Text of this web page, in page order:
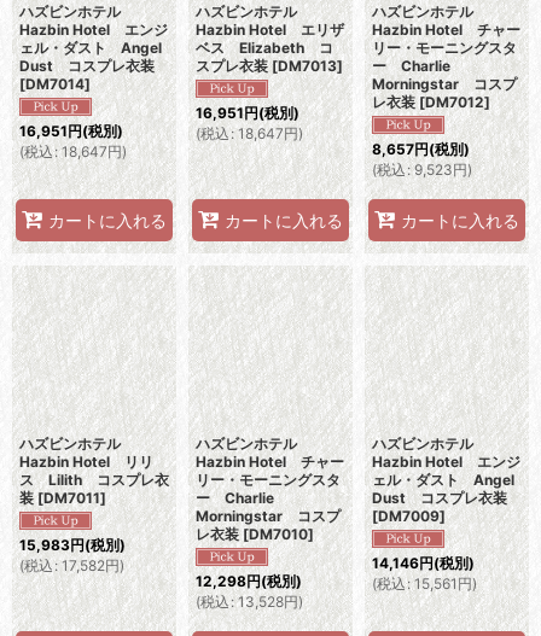
ハズビンホテル
Hazbin Hotel エンジ
ェル・ダスト Angel
Dust コスプレ衣装
[DM7014]
16,951円(税別)
(税込: 18,647円)
カートに入れる
ハズビンホテル
Hazbin Hotel エリザ
ベス Elizabeth コ
スプレ衣装 [DM7013]
16,951円(税別)
(税込: 18,647円)
カートに入れる
ハズビンホテル
Hazbin Hotel チャー
リー・モーニングスタ
ー Charlie
Morningstar コスプ
レ衣装 [DM7012]
8,657円(税別)
(税込: 9,523円)
カートに入れる
ハズビンホテル
Hazbin Hotel リリ
ス Lilith コスプレ衣
装 [DM7011]
15,983円(税別)
(税込: 17,582円)
ハズビンホテル
Hazbin Hotel チャー
リー・モーニングスタ
ー Charlie
Morningstar コスプ
レ衣装 [DM7010]
12,298円(税別)
(税込: 13,528円)
ハズビンホテル
Hazbin Hotel エンジ
ェル・ダスト Angel
Dust コスプレ衣装
[DM7009]
14,146円(税別)
(税込: 15,561円)